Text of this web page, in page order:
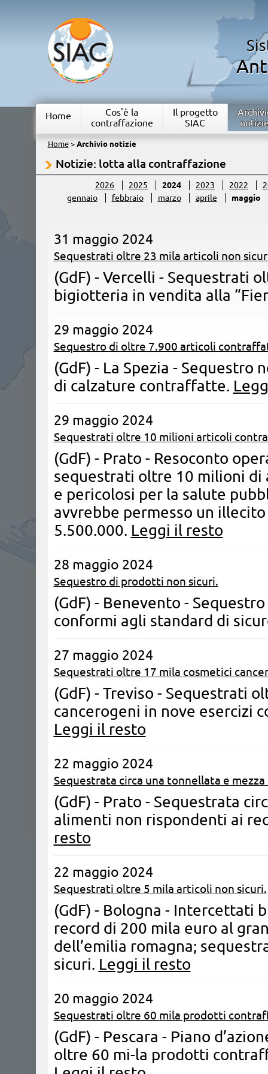
Home
Cos'è la
contraffazione
Il progetto
SIAC
Home> Archivio notizie
Notizie: lotta alla contraffazione
2026 2025 2024 2023 2022
gennaio
febbraio marzo aprile maggio
31 maggio 2024
Sequestrati oltre 23 mila articoli non
(GdF) - Vercelli - Sequestrati
bigiotteria in vendita alla
29 maggio 2024
Sequestro di oltre 7.900 articoli
(GdF) - La Spezia -
di calzature contraffatte.
29 maggio 2024
Sequestrati oltre 10 milioni articoli
(GdF) - Prato - Resoconto
sequestrati oltre 10 milioni
e pericolosi per la salute
avvrebbe permesso un
5.500.000. Leggi il resto
28 maggio 2024
Sequestro di prodotti non sicuri.
(GdF) - Benevento -
conformi agli standard di
27 maggio 2024
Sequestrati oltre 17 mila cosmetici
(GdF) - Treviso - Sequestrati
cancerogeni in nove esercizi
Leggi il resto
22 maggio 2024
Sequestrata circa una tonnellata e
(GdF) - Prato - Sequestrata
alimenti non rispondenti ai
resto
22 maggio 2024
Sequestrati oltre 5 mila articoli non sicuri.
(GdF) - Bologna - Intercettati
record di 200 mila euro al
dell’emilia romagna;
sicuri. Leggi il resto
20 maggio 2024
Sequestrati oltre 60 mila prodotti
(GdF) - Pescara - Piano
oltre 60 mi-la prodotti